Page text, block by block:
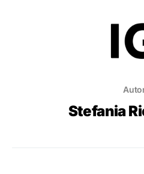
Stefania